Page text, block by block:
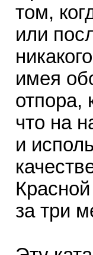
том,
или
имея
отпора,
что на
и
за три